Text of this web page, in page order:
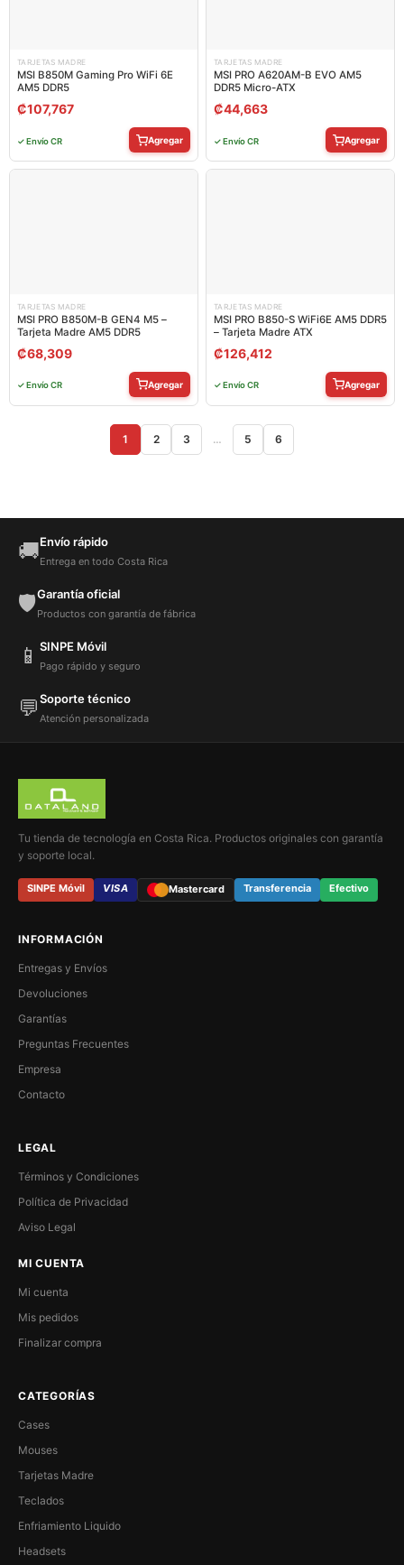
TARJETAS MADRE
MSI B850M Gaming Pro WiFi 6E
AM5 DDR5
₡107,767
✓ Envío CR Agregar
TARJETAS MADRE
MSI PRO A620AM-B EVO AM5
DDR5 Micro-ATX
₡44,663
✓ Envío CR Agregar
TARJETAS MADRE
MSI PRO B850M-B GEN4 M5 –
Tarjeta Madre AM5 DDR5
₡68,309
✓ Envío CR Agregar
TARJETAS MADRE
MSI PRO B850-S WiFi6E AM5 DDR5
– Tarjeta Madre ATX
₡126,412
✓ Envío CR Agregar
1 2 3 … 5 6
🚚Envío rápido
Entrega en todo Costa Rica
🛡️Garantía oficial
Productos con garantía de fábrica
📱 SINPE Móvil
Pago rápido y seguro
💬Soporte técnico
Atención personalizada
Tu tienda de tecnología en Costa Rica. Productos originales con garantía
y soporte local.
SINPE Móvil VISA Mastercard Transferencia Efectivo
INFORMACIÓN
Entregas y Envíos
Devoluciones
Garantías
Preguntas Frecuentes
Empresa
Contacto
LEGAL
Términos y Condiciones
Política de Privacidad
Aviso Legal
MI CUENTA
Mi cuenta
Mis pedidos
Finalizar compra
CATEGORÍAS
Cases
Mouses
Tarjetas Madre
Teclados
Enfriamiento Liquido
Headsets